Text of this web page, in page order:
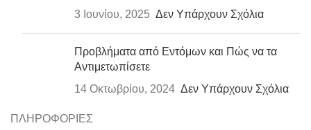
3 Ιουνίου, 2025 Δεν Υπάρχουν Σχόλια
Προβλήματα από Εντόμων και Πώς να τα
Αντιμετωπίσετε
14 Οκτωβρίου, 2024 Δεν Υπάρχουν Σχόλια
ΠΛΗΡΟΦΟΡΙΕΣ